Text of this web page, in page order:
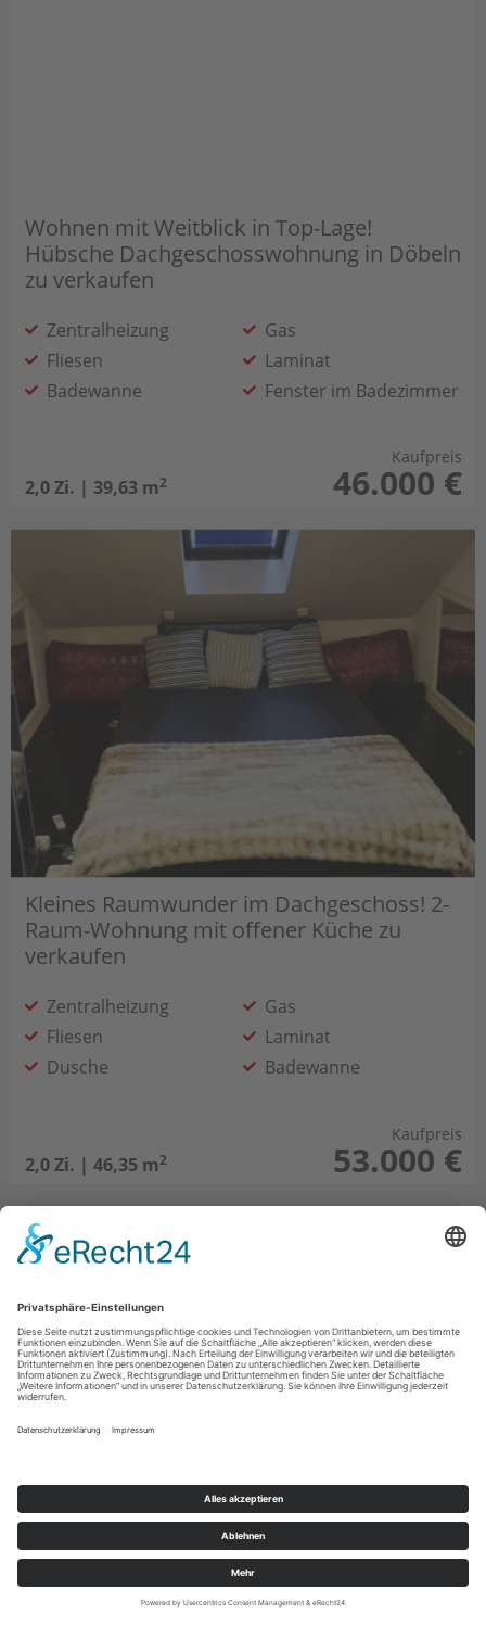
Wohnen mit Weitblick in Top-Lage!
Hübsche Dachgeschosswohnung in Döbeln
zu verkaufen
Zentralheizung
Gas
Fliesen
Laminat
Badewanne
Fenster im Badezimmer
2,0 Zi. | 39,63 m2
Kaufpreis
46.000 €
Kleines Raumwunder im Dachgeschoss! 2-
Raum-Wohnung mit offener Küche zu
verkaufen
Zentralheizung
Gas
Fliesen
Laminat
Dusche
Badewanne
2,0 Zi. | 46,35 m2
Kaufpreis
53.000 €
Kleine 2-Raum-Wohnung mit Wohnküche
und Balkon in Zentrumsnähe!